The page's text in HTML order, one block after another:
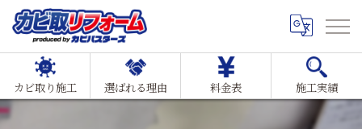
カビ取り施工 選ばれる理由 料金表 施工実績